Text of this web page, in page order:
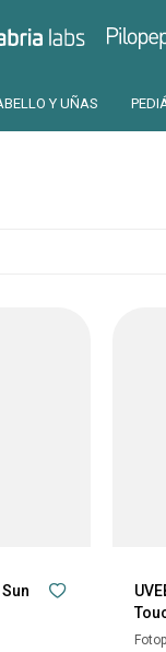
Y UÑAS
Cantabria
Sun